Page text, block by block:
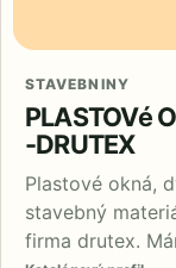
STAVEBNINY
PLASTOVé
-DRUTEX
Plastové okná,
stavebný
firma drutex.